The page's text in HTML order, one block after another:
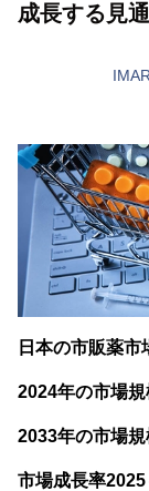
成長する見
日本の市販薬市
2024年の市場規
2033年の市場規
市場成長率